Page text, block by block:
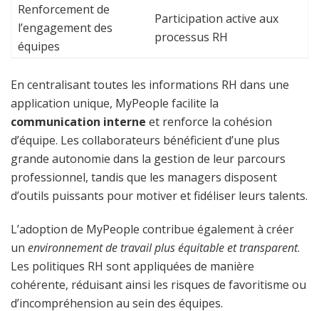
Renforcement de
l’engagement des
équipes
Participation active aux
processus RH
En centralisant toutes les informations RH dans une
application unique, MyPeople facilite la
communication interne et renforce la cohésion
d’équipe. Les collaborateurs bénéficient d’une plus
grande autonomie dans la gestion de leur parcours
professionnel, tandis que les managers disposent
d’outils puissants pour motiver et fidéliser leurs talents.
L’adoption de MyPeople contribue également à créer
un environnement de travail plus équitable et transparent.
Les politiques RH sont appliquées de manière
cohérente, réduisant ainsi les risques de favoritisme ou
d’incompréhension au sein des équipes.